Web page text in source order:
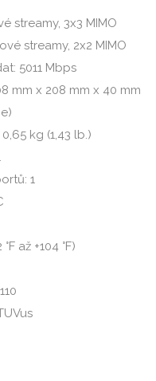
streamy, 3x3 MIMO
streamy, 2x2 MIMO
5011 Mbps
mm x 208 mm x 40 mm
kg (1,43 lb.)
1
až +104 °F)